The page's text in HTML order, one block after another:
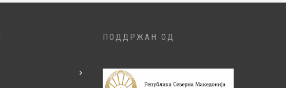
ПОДДРЖАН ОД